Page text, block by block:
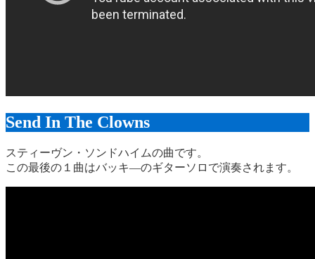
Send In The Clowns
スティーヴン・ソンドハイムの曲です。
この最後の１曲はバッキ―のギターソロで演奏されます。